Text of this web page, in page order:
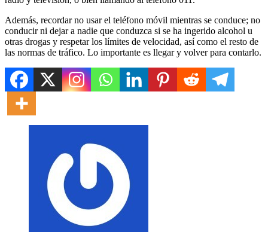
Además, recordar no usar el teléfono móvil mientras se conduce; no
conducir ni dejar a nadie que conduzca si se ha ingerido alcohol u
otras drogas y respetar los límites de velocidad, así como el resto de
las normas de tráfico. Lo importante es llegar y volver para contarlo.